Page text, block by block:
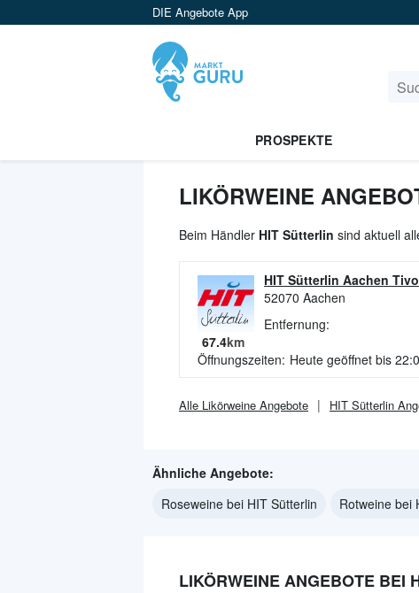
DIE Angebote App
PROSPEKTE
LIKÖRWEINE
Beim Händler HIT Sütterlin sind aktuell
HIT Sütterlin Aachen
52070 Aachen
Entfernung:
67.4km
Öffnungszeiten: Heute geöffnet bis
Alle Likörweine Angebote HIT Sütterlin
Ähnliche Angebote:
Roseweine bei HIT Sütterlin
Rotweine bei
LIKÖRWEINE ANGEBOTE BEI